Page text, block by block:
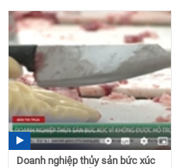
Doanh nghiệp thủy sản bức xúc